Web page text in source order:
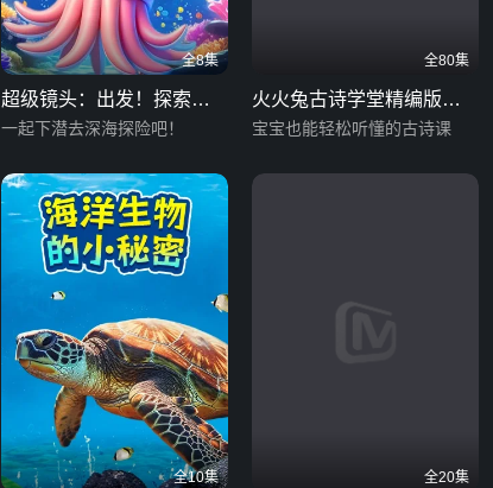
全8集
超级镜头：出发！探索可
怕的深海怪兽
一起下潜去深海探险吧！
全80集
火火兔古诗学堂精编版
（二）
宝宝也能轻松听懂的古诗课
全10集 全20集